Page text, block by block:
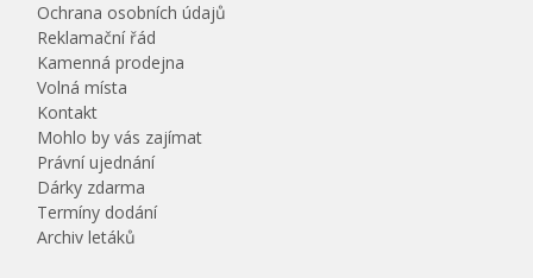
Ochrana osobních údajů
Reklamační řád
Kamenná prodejna
Volná místa
Kontakt
Mohlo by vás zajímat
Právní ujednání
Dárky zdarma
Termíny dodání
Archiv letáků